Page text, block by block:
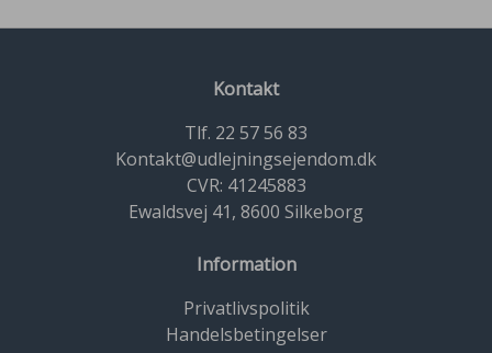
Kontakt
Tlf. 22 57 56 83
Kontakt@udlejningsejendom.dk
CVR: 41245883
Ewaldsvej 41, 8600 Silkeborg
Information
Privatlivspolitik
Handelsbetingelser